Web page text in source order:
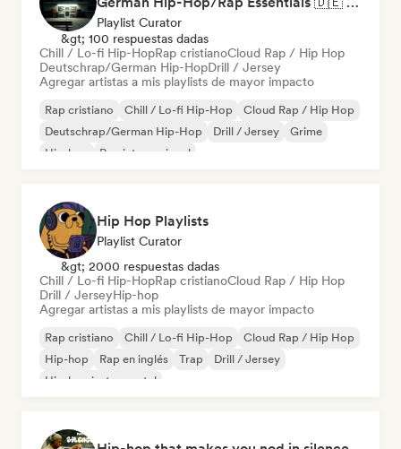
Playlist Curator
&gt; 100 respuestas dadas
Chill / Lo-fi Hip-HopRap cristianoCloud Rap / Hip Hop
Deutschrap/German Hip-HopDrill / Jersey
Agregar artistas a mis playlists de mayor impacto
Rap cristiano Chill / Lo-fi Hip-Hop
Cloud Rap / Hip Hop
Deutschrap/German Hip-Hop
Drill / Jersey
Grime
Hip-hop
Rap internacional
Hip Hop Playlists
Playlist Curator
&gt; 2000 respuestas dadas
Chill / Lo-fi Hip-HopRap cristianoCloud Rap / Hip Hop
Drill / JerseyHip-hop
Agregar artistas a mis playlists de mayor impacto
Rap cristiano Chill / Lo-fi Hip-Hop
Cloud Rap / Hip Hop
Hip-hop
Rap en inglés Trap
Drill / Jersey
Hip-hop instrumental